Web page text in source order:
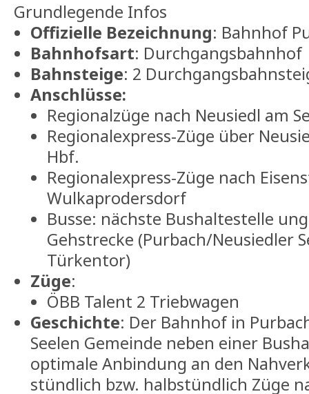
Grundlegende Infos
Offizielle Bezeichnung: Bahnhof
Bahnhofsart: Durchgangsbahnhof
Bahnsteige: 2
Anschlüsse:
Regionalzüge nach Neusiedl am
Regionalexpress-Züge über
Hbf.
Regionalexpress-Züge nach
Wulkaprodersdorf
Busse: nächste Bushaltestelle
Gehstrecke (Purbach/Neusiedler
Türkentor)
Züge:
ÖBB Talent 2 Triebwagen
Geschichte: Der Bahnhof in
Seelen Gemeinde neben einer
optimale Anbindung an den
stündlich bzw. halbstündlich Züge